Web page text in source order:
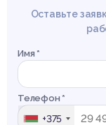
Оставьте
Имя *
Телефон *
+375